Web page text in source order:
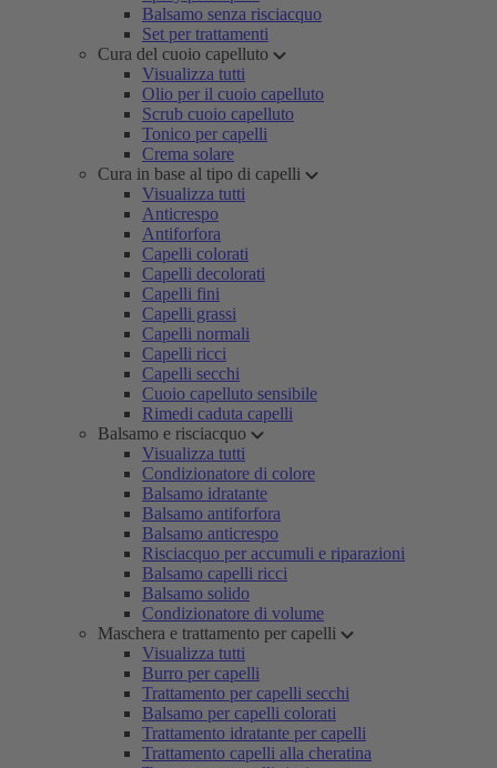
Balsamo senza risciacquo
Set per trattamenti
Cura del cuoio capelluto
Visualizza tutti
Olio per il cuoio capelluto
Scrub cuoio capelluto
Tonico per capelli
Crema solare
Cura in base al tipo di capelli
Visualizza tutti
Anticrespo
Antiforfora
Capelli colorati
Capelli decolorati
Capelli fini
Capelli grassi
Capelli normali
Capelli ricci
Capelli secchi
Cuoio capelluto sensibile
Rimedi caduta capelli
Balsamo e risciacquo
Visualizza tutti
Condizionatore di colore
Balsamo idratante
Balsamo antiforfora
Balsamo anticrespo
Risciacquo per accumuli e riparazioni
Balsamo capelli ricci
Balsamo solido
Condizionatore di volume
Maschera e trattamento per capelli
Visualizza tutti
Burro per capelli
Trattamento per capelli secchi
Balsamo per capelli colorati
Trattamento idratante per capelli
Trattamento capelli alla cheratina